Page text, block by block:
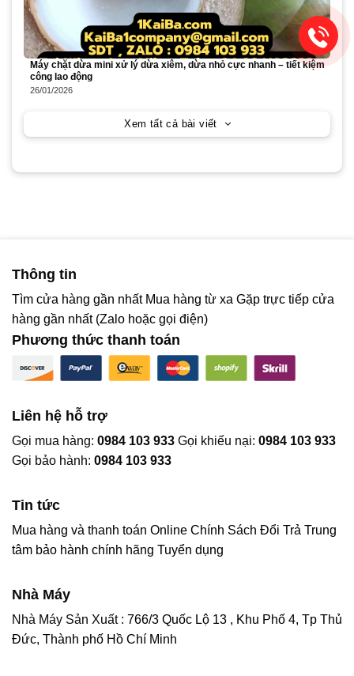
Máy chặt dừa mini xử lý dừa xiêm, dừa nhỏ cực nhanh – tiết kiệm
công lao động
26/01/2026
Xem tất cả bài viết
Thông tin
Tìm cửa hàng gần nhất Mua hàng từ xa Gặp trực tiếp cửa
hàng gần nhất (Zalo hoặc gọi điện)
Phương thức thanh toán
Liên hệ hỗ trợ
Gọi mua hàng: 0984 103 933 Gọi khiếu nại: 0984 103 933
Gọi bảo hành: 0984 103 933
Tin tức
Mua hàng và thanh toán Online Chính Sách Đổi Trả Trung
tâm bảo hành chính hãng Tuyển dụng
Nhà Máy
Nhà Máy Sản Xuất : 766/3 Quốc Lộ 13 , Khu Phố 4, Tp Thủ
Đức, Thành phố Hồ Chí Minh